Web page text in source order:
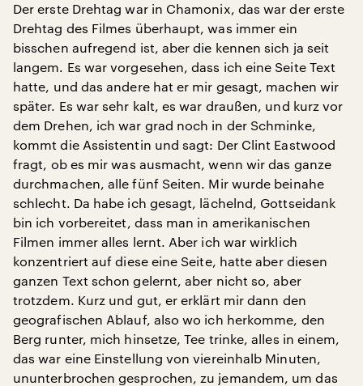
Der erste Drehtag war in Chamonix, das war der erste
Drehtag des Filmes überhaupt, was immer ein
bisschen aufregend ist, aber die kennen sich ja seit
langem. Es war vorgesehen, dass ich eine Seite Text
hatte, und das andere hat er mir gesagt, machen wir
später. Es war sehr kalt, es war draußen, und kurz vor
dem Drehen, ich war grad noch in der Schminke,
kommt die Assistentin und sagt: Der Clint Eastwood
fragt, ob es mir was ausmacht, wenn wir das ganze
durchmachen, alle fünf Seiten. Mir wurde beinahe
schlecht. Da habe ich gesagt, lächelnd, Gottseidank
bin ich vorbereitet, dass man in amerikanischen
Filmen immer alles lernt. Aber ich war wirklich
konzentriert auf diese eine Seite, hatte aber diesen
ganzen Text schon gelernt, aber nicht so, aber
trotzdem. Kurz und gut, er erklärt mir dann den
geografischen Ablauf, also wo ich herkomme, den
Berg runter, mich hinsetze, Tee trinke, alles in einem,
das war eine Einstellung von viereinhalb Minuten,
ununterbrochen gesprochen, zu jemandem, um das